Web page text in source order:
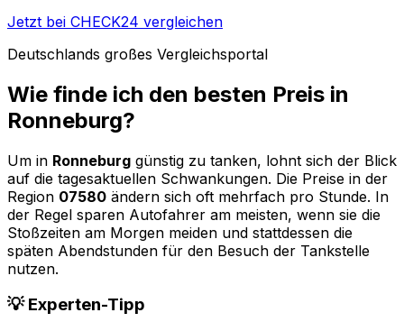
Jetzt bei CHECK24 vergleichen
Deutschlands großes Vergleichsportal
Wie finde ich den besten Preis in
Ronneburg?
Um in Ronneburg günstig zu tanken, lohnt sich der Blick
auf die tagesaktuellen Schwankungen. Die Preise in der
Region 07580 ändern sich oft mehrfach pro Stunde. In
der Regel sparen Autofahrer am meisten, wenn sie die
Stoßzeiten am Morgen meiden und stattdessen die
späten Abendstunden für den Besuch der Tankstelle
nutzen.
💡 Experten-Tipp